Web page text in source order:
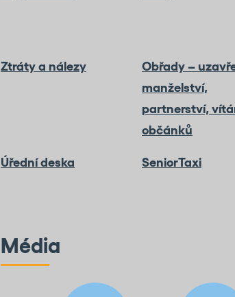
Ztráty a nálezy
Obřady –
manželství,
partnerství,
občánků
Úřední deska SeniorTaxi
Média